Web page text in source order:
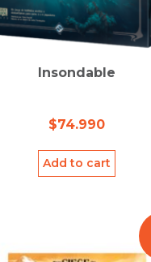
Insondable
$74.990
Add to cart